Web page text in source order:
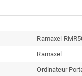
Ramaxel
Ramaxel
Ordinateur